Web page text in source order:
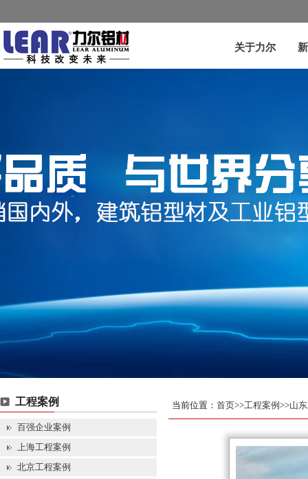
关于力尔
工程案例
百强企业案例
上海工程案例
北京工程案例
当前位置： 首页>>工程案例 >>山